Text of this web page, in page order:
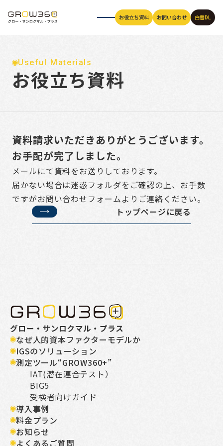
お役立ち資料 お問い合わせ 白書DL
Useful Materials
お役立ち資料
お役立ち資料 お問い合わせ 白書DL
資料請求いただきありがとうございます。
お手配が完了しました。
メールにて資料をお送りしております。
届かない場合は迷惑フォルダをご確認の上、お手数
ですがお問い合わせフォームよりご連絡ください。
トップページに戻る
なぜ人的資本ファクターモデルか
IGSのソリューション
測定ツール“GROW360+”
IAT(潜在連合テスト）
BIG5
受検者向けガイド
導入事例
料金プラン
お知らせ
よくあるご質問
お役立ち資料 お問い合わせ 白書DL
お役立ち資料 お問い合わせ 白書DL
お役立ち資料 お問い合わせ 白書DL
お役立ち資料 お問い合わせ 白書DL
お役立ち資料 お問い合わせ 白書DL
お役立ち資料 お問い合わせ 白書DL
お役立ち資料 お問い合わせ 白書DL
お役立ち資料 お問い合わせ 白書DL